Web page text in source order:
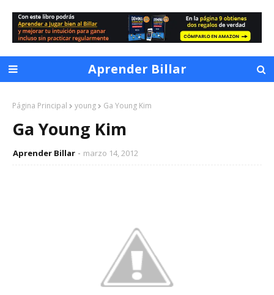
Aprender Billar
Página Principal young Ga Young Kim
Ga Young Kim
Aprender Billar marzo 14, 2012